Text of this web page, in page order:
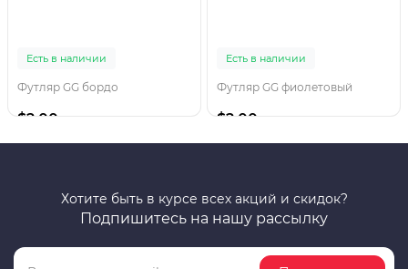
Есть в наличии
Футляр GG бордо
$2.00
Есть в наличии
Футляр GG фиолетовый
$2.00
Хотите быть в курсе всех акций и скидок?
Подпишитесь на нашу рассылку